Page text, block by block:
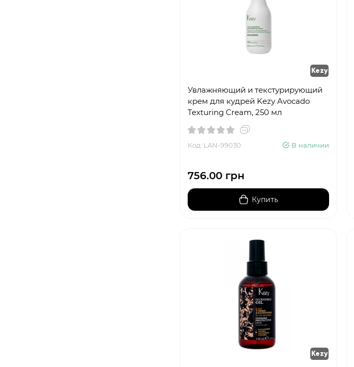
Kezy
Увлажняющий и текстурирующий
крем для кудрей Kezy Avocado
Texturing Cream, 250 мл
Код: LAN-99030 В наличии
756.00 грн
Купить
Kezy